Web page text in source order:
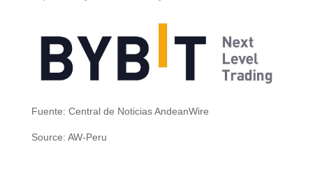
Fuente: Central de Noticias AndeanWire
Source: AW-Peru